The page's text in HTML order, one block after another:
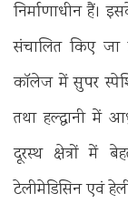
निर्माणाधीन हैं।
संचालित किए जा
कॉलेज में सुपर
तथा हल्द्वानी में
दूरस्थ क्षेत्रों में
टेलीमेडिसिन एवं